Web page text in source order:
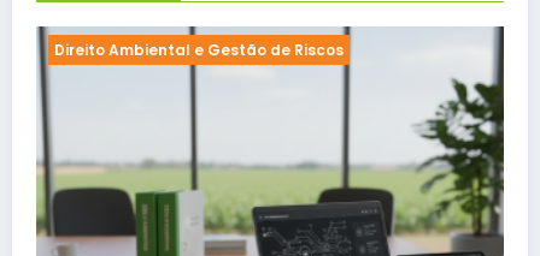
Direito Ambiental e Gestão de Riscos